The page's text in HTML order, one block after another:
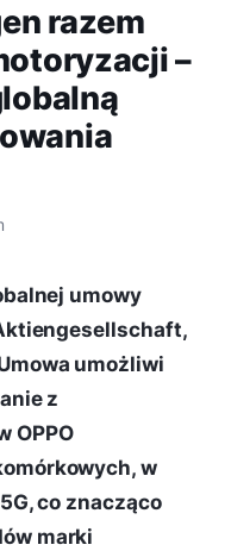
razem
–
umowy
umożliwi
z
OPPO
w
co znacząco
marki